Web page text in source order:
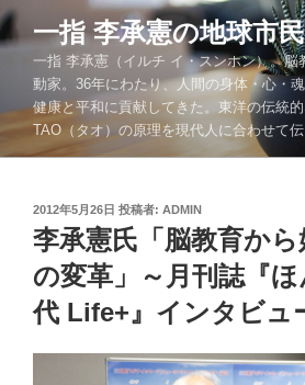
コ
ン
ツ
一指 李承憲の地球市
一指 李承憲（イルチ イ・スンホン）。脳
動家。36年にわたり、人間の身体・心・
健康と平和に貢献してきた。東洋の伝統
TAO（タオ）の原理を現代人に合わせて
投
稿
日:
2012年5月26日 投稿者: ADMIN
李承憲氏「脳教育か
の変革」～月刊誌『
代 Life+』インタビュ